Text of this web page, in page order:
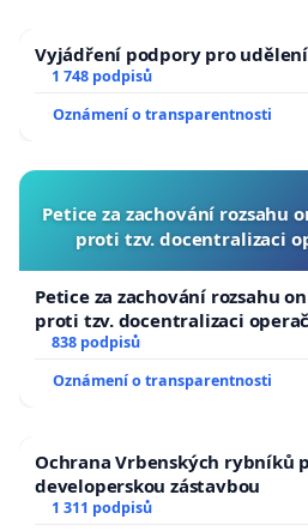
Vyjádření podpory pro
1 748 podpisů
Oznámení o transparentnosti
Petice za zachování rozsahu
proti tzv. docentralizaci
Petice za zachování rozsahu
proti tzv. docentralizaci
838 podpisů
Oznámení o transparentnosti
Ochrana Vrbenských rybníků
developerskou zástavbou
1 311 podpisů